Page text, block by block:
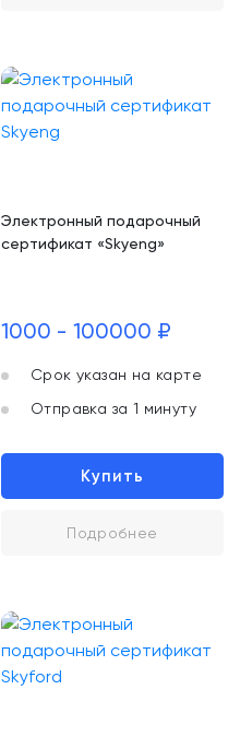
Электронный подарочный
сертификат «Skyeng»
1000 - 100000 ₽
Срок указан на карте
Отправка за 1 минуту
Купить
Подробнее